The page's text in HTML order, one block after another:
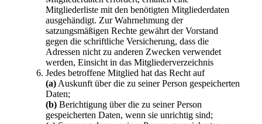
Mitgliederliste mit den benötigten Mitgliederdaten
ausgehändigt. Zur Wahrnehmung der
satzungsmäßigen Rechte gewährt der Vorstand
gegen die schriftliche Versicherung, dass die
Adressen nicht zu anderen Zwecken verwendet
werden, Einsicht in das Mitgliederverzeichnis
Jedes betroffene Mitglied hat das Recht auf
(a) Auskunft über die zu seiner Person gespeicherten
Daten;
(b) Berichtigung über die zu seiner Person
gespeicherten Daten, wenn sie unrichtig sind;